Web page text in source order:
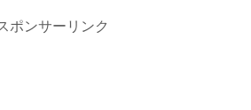
ポンサーリンク